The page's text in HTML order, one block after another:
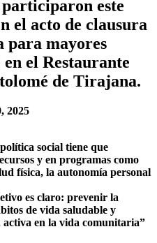
participaron este
el acto de clausura
para mayores
el Restaurante
de Tirajana.
2025
social tiene que
y en programas como
física, la autonomía personal
es claro: prevenir la
de vida saludable y
en la vida comunitaria”